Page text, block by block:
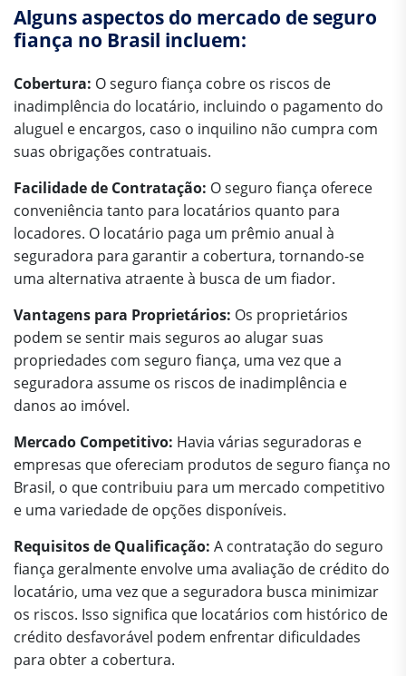
Alguns aspectos do mercado de seguro
fiança no Brasil incluem:
Cobertura: O seguro fiança cobre os riscos de
inadimplência do locatário, incluindo o pagamento do
aluguel e encargos, caso o inquilino não cumpra com
suas obrigações contratuais.
Facilidade de Contratação: O seguro fiança oferece
conveniência tanto para locatários quanto para
locadores. O locatário paga um prêmio anual à
seguradora para garantir a cobertura, tornando-se
uma alternativa atraente à busca de um fiador.
Vantagens para Proprietários: Os proprietários
podem se sentir mais seguros ao alugar suas
propriedades com seguro fiança, uma vez que a
seguradora assume os riscos de inadimplência e
danos ao imóvel.
Mercado Competitivo: Havia várias seguradoras e
empresas que ofereciam produtos de seguro fiança no
Brasil, o que contribuiu para um mercado competitivo
e uma variedade de opções disponíveis.
Requisitos de Qualificação: A contratação do seguro
fiança geralmente envolve uma avaliação de crédito do
locatário, uma vez que a seguradora busca minimizar
os riscos. Isso significa que locatários com histórico de
crédito desfavorável podem enfrentar dificuldades
para obter a cobertura.